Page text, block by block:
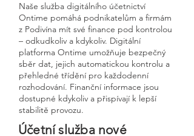
Naše služba digitálního účetnictví
Ontime pomáhá podnikatelům a firmám
z Podivína mít své finance pod kontrolou
– odkudkoliv a kdykoliv. Digitální
platforma Ontime umožňuje bezpečný
sběr dat, jejich automatickou kontrolu a
přehledné třídění pro každodenní
rozhodování. Finanční informace jsou
dostupné kdykoliv a přispívají k lepší
stabilitě provozu.
Účetní služba nové